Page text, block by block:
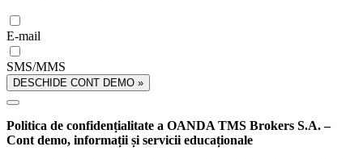
E-mail
SMS/MMS
DESCHIDE CONT DEMO »
Politica de confidențialitate a OANDA TMS Brokers S.A. –
Cont demo, informații și servicii educaționale